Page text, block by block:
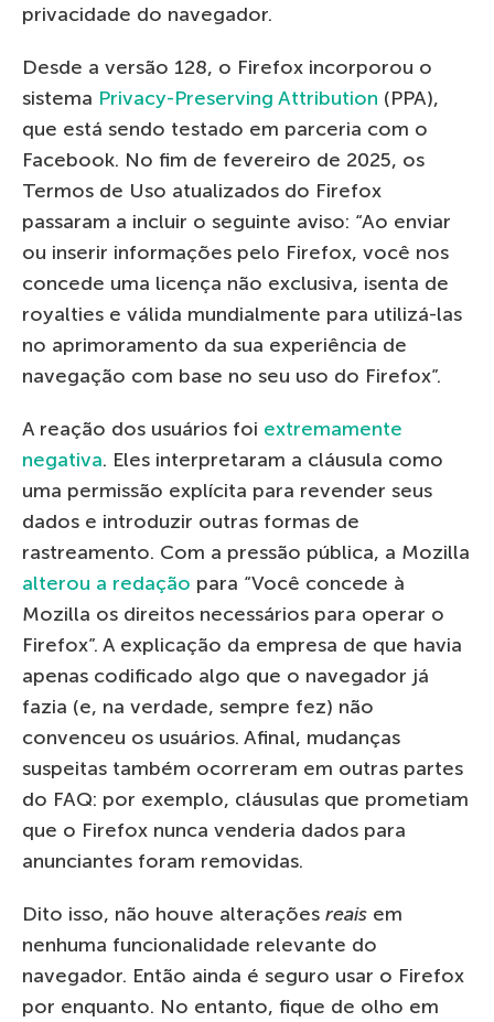
privacidade do navegador.
Desde a versão 128, o Firefox incorporou o
sistema Privacy-Preserving Attribution (PPA),
que está sendo testado em parceria com o
Facebook. No fim de fevereiro de 2025, os
Termos de Uso atualizados do Firefox
passaram a incluir o seguinte aviso: “Ao enviar
ou inserir informações pelo Firefox, você nos
concede uma licença não exclusiva, isenta de
royalties e válida mundialmente para utilizá-las
no aprimoramento da sua experiência de
navegação com base no seu uso do Firefox”.
A reação dos usuários foi extremamente
negativa. Eles interpretaram a cláusula como
uma permissão explícita para revender seus
dados e introduzir outras formas de
rastreamento. Com a pressão pública, a Mozilla
alterou a redação para “Você concede à
Mozilla os direitos necessários para operar o
Firefox”. A explicação da empresa de que havia
apenas codificado algo que o navegador já
fazia (e, na verdade, sempre fez) não
convenceu os usuários. Afinal, mudanças
suspeitas também ocorreram em outras partes
do FAQ: por exemplo, cláusulas que prometiam
que o Firefox nunca venderia dados para
anunciantes foram removidas.
Dito isso, não houve alterações reais em
nenhuma funcionalidade relevante do
navegador. Então ainda é seguro usar o Firefox
por enquanto. No entanto, fique de olho em